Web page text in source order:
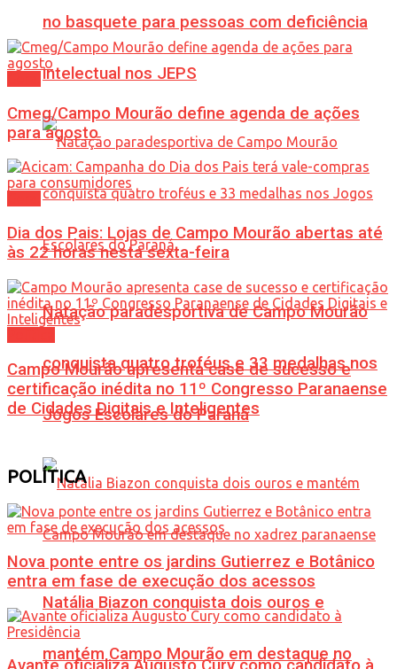
no basquete para pessoas com deficiência
intelectual nos JEPS
Natação paradesportiva de Campo Mourão
conquista quatro troféus e 33 medalhas nos
Jogos Escolares do Paraná
Natália Biazon conquista dois ouros e
mantém Campo Mourão em destaque no
Cmeg/Campo Mourão define agenda de ações
para agosto
Dia dos Pais: Lojas de Campo Mourão abertas até
às 22 horas nesta sexta-feira
Campo Mourão apresenta case de sucesso e
certificação inédita no 11º Congresso Paranaense
de Cidades Digitais e Inteligentes
POLÍTICA
Nova ponte entre os jardins Gutierrez e Botânico
entra em fase de execução dos acessos